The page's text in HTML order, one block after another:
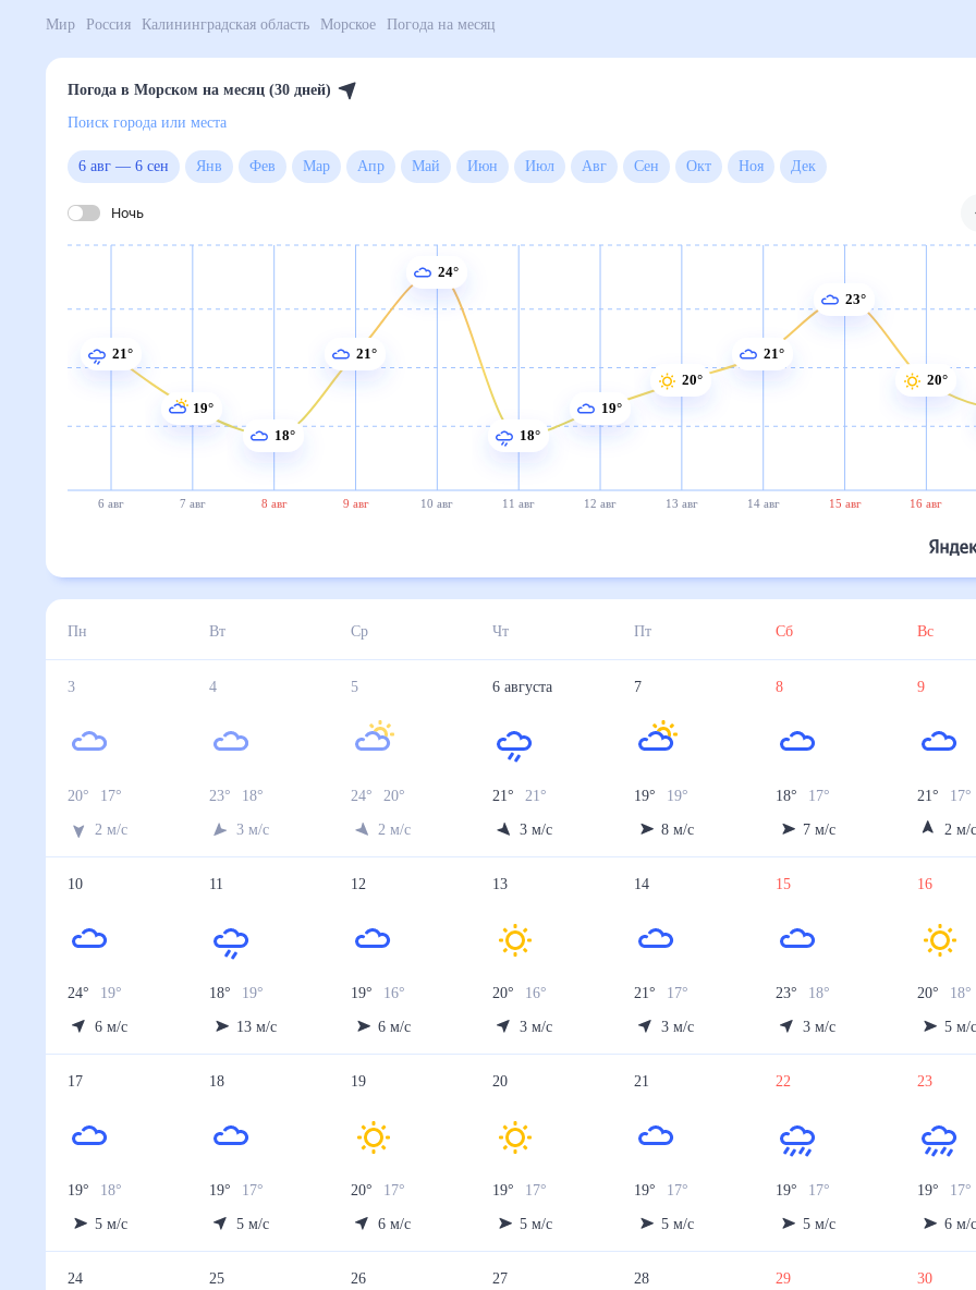
Мир Россия Калининградская область Морское Погода на месяц
Погода в Морском на месяц (30 дней)
Поиск города или места
6 авг— 6 сен Янв Фев Мар Апр Май Июн Июл Авг Сен Окт Ноя
Ночь
6 авг 7 авг 8 авг 9 авг 10 авг 11 авг 12 авг 13 авг 14 авг 15 авг 16 авг
21°
19°
18°
21°
24°
18°
19°
20°
21°
23°
20°
Пн Вт Ср Чт Пт Сб Вс
3
20° 17°
2 м/с
4
23° 18°
3 м/с
5
24° 20
2 м/с
6 августа
21° 21°
3 м/с
7
19° 19°
8 м/с
8
18° 17°
7 м/с
9
21° 17°
2 м/
10
24° 19°
6 м/с
11
18° 19°
13м/с
12
19° 16°
6 м/с
13
20° 16°
3 м/с
14
21° 17°
3 м/с
15
23° 18°
3 м/с
16
20° 18°
5 м/
17
19° 18°
5 м/с
18
19° 17°
5 м/с
19
20° 17°
6 м/с
20
19° 17°
5 м/с
21
19° 17°
5 м/с
22
19° 17°
5 м/с
23
19° 17°
6 м/
24 25 26 27 28 29 30